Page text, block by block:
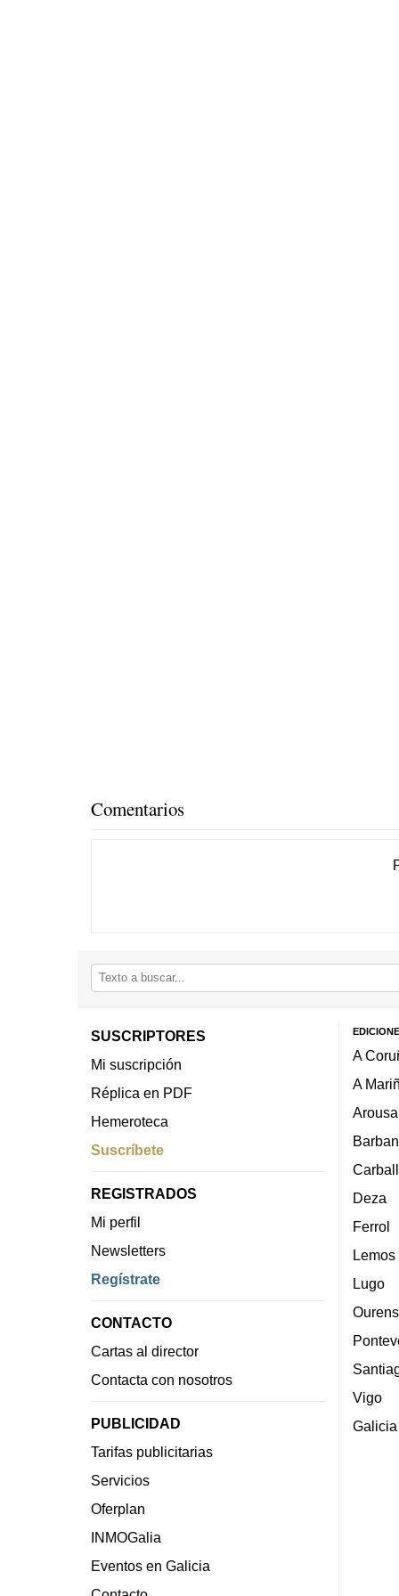
Comentarios
SUSCRIPTORES
Mi suscripción
Réplica en PDF
Hemeroteca
Suscríbete
REGISTRADOS
Mi perfil
Newsletters
Regístrate
CONTACTO
Cartas al director
Contacta con nosotros
PUBLICIDAD
Tarifas publicitarias
Servicios
Oferplan
INMOGalia
Eventos en Galicia
A
A
Arousa
Deza
Ferrol
Lemos
Lugo
Vigo